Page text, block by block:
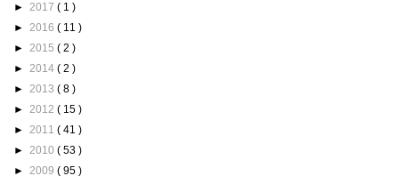
► 2017 ( 1 )
► 2016 ( 11 )
► 2015 ( 2 )
► 2014 ( 2 )
► 2013 ( 8 )
► 2012 ( 15 )
► 2011 ( 41 )
► 2010 ( 53 )
► 2009 ( 95 )